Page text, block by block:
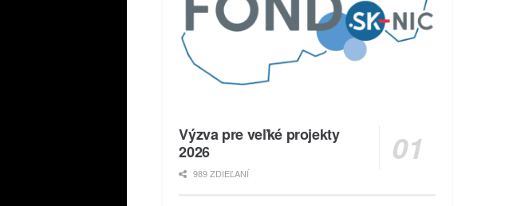
Výzva pre veľké projekty
2026
989 ZDIEĽANÍ